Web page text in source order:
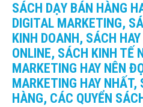
SÁCH DẠY BÁN HÀNG
DIGITAL MARKETING,
KINH DOANH, SÁCH
ONLINE, SÁCH KINH TẾ
MARKETING HAY NÊN
MARKETING HAY NHẤT,
HÀNG, CÁC QUYỂN